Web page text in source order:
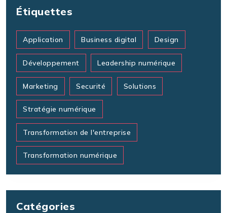
Étiquettes
Application Business digital Design
Développement Leadership numérique
Marketing Securité Solutions
Stratégie numérique
Transformation de l'entreprise
Transformation numérique
Catégories